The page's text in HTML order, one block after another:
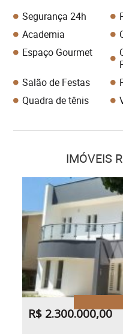
Segurança 24h
Academia
Espaço Gourmet
Salão de Festas
Quadra de tênis
IMÓVEIS
R$ 2.300.000,00